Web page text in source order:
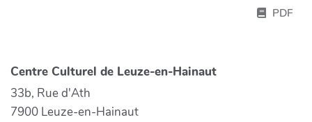
PDF
Centre Culturel de Leuze-en-Hainaut
33b, Rue d'Ath
7900 Leuze-en-Hainaut